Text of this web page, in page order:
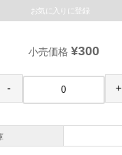
お気に入りに登録
小売価格 ¥300
- +